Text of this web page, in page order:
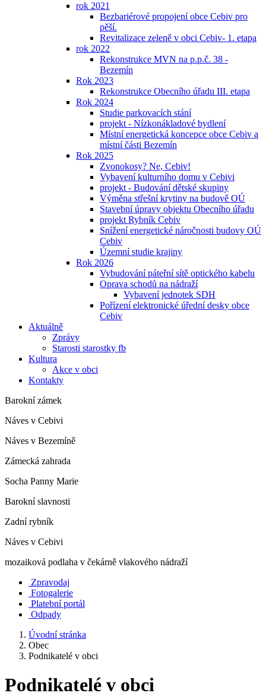
rok 2021
Bezbariérové propojení obce Cebiv pro
pěší.
Revitalizace zeleně v obci Cebiv- 1. etapa
rok 2022
Rekonstrukce MVN na p.p.č. 38 -
Bezemín
Rok 2023
Rekonstrukce Obecního úřadu III. etapa
Rok 2024
Studie parkovacích stání
projekt - Nízkonákladové bydlení
Místní energetická koncepce obce Cebiv a
místní části Bezemín
Rok 2025
Zvonokosy? Ne, Cebiv!
Vybavení kulturního domu v Cebivi
projekt - Budování dětské skupiny
Výměna střešní krytiny na budově OÚ
Stavební úpravy objektu Obecního úřadu
projekt Rybník Cebiv
Snížení energetické náročnosti budovy OÚ
Cebiv
Územní studie krajiny
Rok 2026
Vybudování páteřní sítě optického kabelu
Oprava schodů na nádraží
Vybavení jednotek SDH
Pořízení elektronické úřední desky obce
Cebiv
Aktuálně
Zprávy
Starosti starostky fb
Kultura
Akce v obci
Kontakty
Barokní zámek
Náves v Cebivi
Náves v Bezemíně
Zámecká zahrada
Socha Panny Marie
Barokní slavnosti
Zadní rybník
Náves v Cebivi
mozaiková podlaha v čekárně vlakového nádraží
Zpravodaj
Fotogalerie
Platební portál
Odpady
Úvodní stránka
Obec
Podnikatelé v obci
Podnikatelé v obci